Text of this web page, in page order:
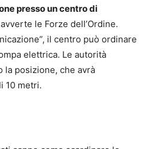
presso un centro di
le Forze dell’Ordine.
il centro può ordinare
elettrica. Le autorità
la posizione, che avrà
10 metri.